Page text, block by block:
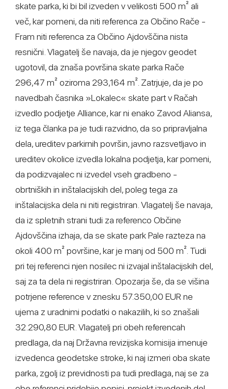
skate parka, ki bi bil izveden v velikosti 500 m² ali
več, kar pomeni, da niti referenca za Občino Rače -
Fram niti referenca za Občino Ajdovščina nista
resnični. Vlagatelj še navaja, da je njegov geodet
ugotovil, da znaša površina skate parka Rače
296,47 m² oziroma 293,164 m². Zatrjuje, da je po
navedbah časnika »Lokalec« skate part v Račah
izvedlo podjetje Alliance, kar ni enako Zavod Aliansa,
iz tega članka pa je tudi razvidno, da so pripravljalna
dela, ureditev parkirnih površin, javno razsvetljavo in
ureditev okolice izvedla lokalna podjetja, kar pomeni,
da podizvajalec ni izvedel vseh gradbeno -
obrtniških in inštalacijskih del, poleg tega za
inštalacijska dela ni niti registriran. Vlagatelj še navaja,
da iz spletnih strani tudi za referenco Občine
Ajdovščina izhaja, da se skate park Pale razteza na
okoli 400 m² površine, kar je manj od 500 m². Tudi
pri tej referenci njen nosilec ni izvajal inštalacijskih del,
saj za ta dela ni registriran. Opozarja še, da se višina
potrjene reference v znesku 57.350,00 EUR ne
ujema z uradnimi podatki o nakazilih, ki so znašali
32.290,80 EUR. Vlagatelj pri obeh referencah
predlaga, da naj Državna revizijska komisija imenuje
izvedenca geodetske stroke, ki naj izmeri oba skate
parka, zgolj iz previdnosti pa tudi predlaga, naj se za